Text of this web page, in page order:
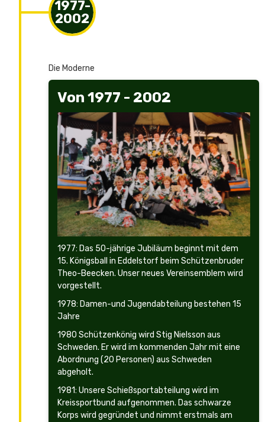
1977-
2002
Die Moderne
Von 1977 - 2002
1977: Das 50-jährige Jubiläum beginnt mit dem
15. Königsball in Eddelstorf beim Schützenbruder
Theo-Beecken. Unser neues Vereinsemblem wird
vorgestellt.
1978: Damen-und Jugendabteilung bestehen 15
Jahre
1980 Schützenkönig wird Stig Nielsson aus
Schweden. Er wird im kommenden Jahr mit eine
Abordnung (20 Personen) aus Schweden
abgeholt.
1981: Unsere Schießsportabteilung wird im
Kreissportbund aufgenommen. Das schwarze
Korps wird gegründet und nimmt erstmals am